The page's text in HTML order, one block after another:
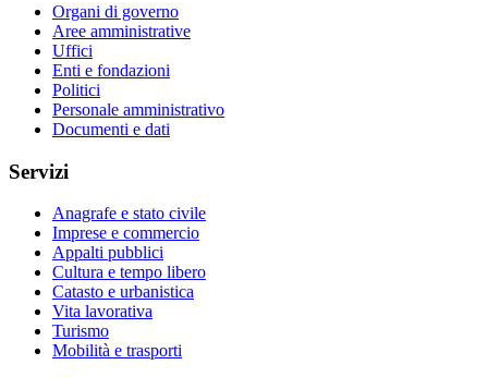
Organi di governo
Aree amministrative
Uffici
Enti e fondazioni
Politici
Personale amministrativo
Documenti e dati
Servizi
Anagrafe e stato civile
Imprese e commercio
Appalti pubblici
Cultura e tempo libero
Catasto e urbanistica
Vita lavorativa
Turismo
Mobilità e trasporti